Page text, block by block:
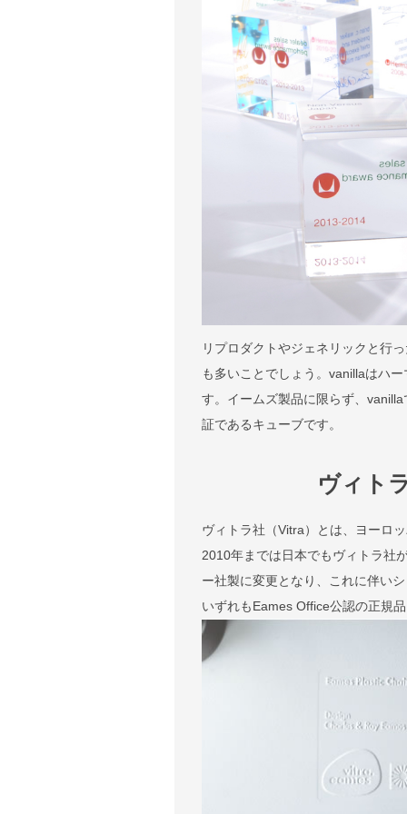
リプロダクトやジェネリックと行
も多いことでしょう。vanillaはハ
す。イームズ製品に限らず、
証であるキューブです。
ヴィト
ヴィトラ社（Vitra）とは、ヨーロ
2010年までは日本でもヴィトラ社
ー社製に変更となり、これに伴い
いずれもEames Office公認の正規